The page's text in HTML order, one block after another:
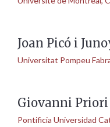
Joan Picó i
Universitat Pompeu
Giovanni Priori
Pontificia Universidad